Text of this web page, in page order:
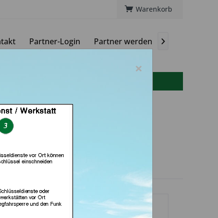
Warenkorb
Partner-Login Partner werden 
(in Grevenbroich)
×